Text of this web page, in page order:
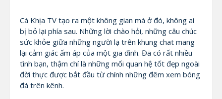
Cà Khịa TV tạo ra một không gian mà ở đó, không ai
bị bỏ lại phía sau. Những lời chào hỏi, những câu chúc
sức khỏe giữa những người lạ trên khung chat mang
lại cảm giác ấm áp của một gia đình. Đã có rất nhiều
tình bạn, thậm chí là những mối quan hệ tốt đẹp ngoài
đời thực được bắt đầu từ chính những đêm xem bóng
đá trên kênh.